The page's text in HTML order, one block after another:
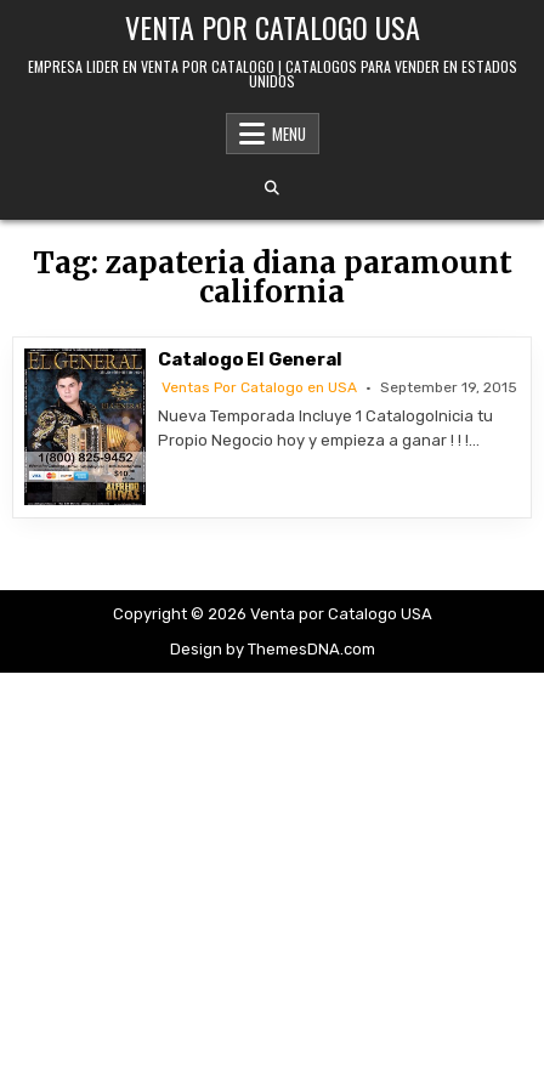
VENTA POR CATALOGO USA
EMPRESA LIDER EN VENTA POR CATALOGO | CATALOGOS PARA VENDER EN ESTADOS
UNIDOS
MENU
Tag: zapateria diana paramount
california
Catalogo El General
Ventas Por Catalogo en USA September 19, 2015
Nueva Temporada Incluye 1 CatalogoInicia tu
Propio Negocio hoy y empieza a ganar ! ! !…
Copyright © 2026 Venta por Catalogo USA
Design by ThemesDNA.com